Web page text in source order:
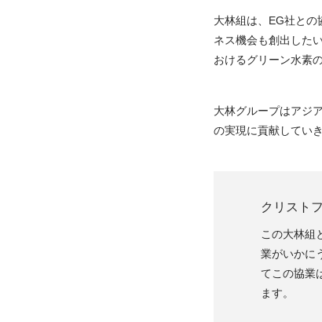
大林組は、EG社と
ネス機会も創出した
おけるグリーン水素
大林グループはアジ
の実現に貢献していき
クリスト
この大林組
業がいかに
てこの協業
ます。